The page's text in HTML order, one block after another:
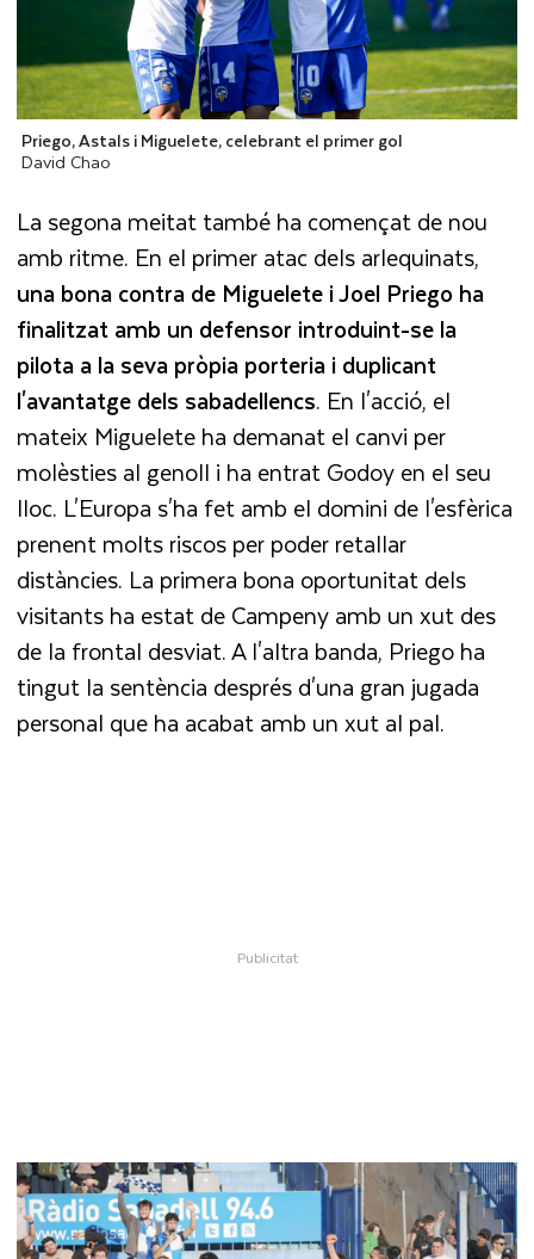
Priego, Astals i Miguelete, celebrant el primer gol
David Chao
La segona meitat també ha començat de nou
amb ritme. En el primer atac dels arlequinats,
una bona contra de Miguelete i Joel Priego ha
finalitzat amb un defensor introduint-se la
pilota a la seva pròpia porteria i duplicant
l'avantatge dels sabadellencs. En l'acció, el
mateix Miguelete ha demanat el canvi per
molèsties al genoll i ha entrat Godoy en el seu
lloc. L'Europa s'ha fet amb el domini de l'esfèrica
prenent molts riscos per poder retallar
distàncies. La primera bona oportunitat dels
visitants ha estat de Campeny amb un xut des
de la frontal desviat. A l'altra banda, Priego ha
tingut la sentència després d'una gran jugada
personal que ha acabat amb un xut al pal.